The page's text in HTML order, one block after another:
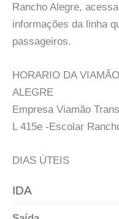
Rancho Alegre,
informações da linha
passageiros.
HORARIO DA
ALEGRE
Empresa Viamão
L 415e -Escolar
DIAS ÚTEIS
IDA